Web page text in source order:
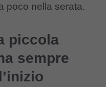
poco nella serata.
piccola
sempre